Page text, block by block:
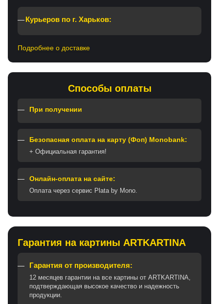
Курьеров по г. Харьков:
Подробнее о доставке
Способы оплаты
При получении
Безопасная оплата на карту (Фоп) Monobank:
+ Официальная гарантия!
Онлайн-оплата на сайте:
Оплата через сервис Plata by Mono.
Гарантия на картины ARTKARTINA
Гарантия от производителя:
12 месяцев гарантии на все картины от ARTKARTINA,
подтверждающая высокое качество и надежность
продукции.